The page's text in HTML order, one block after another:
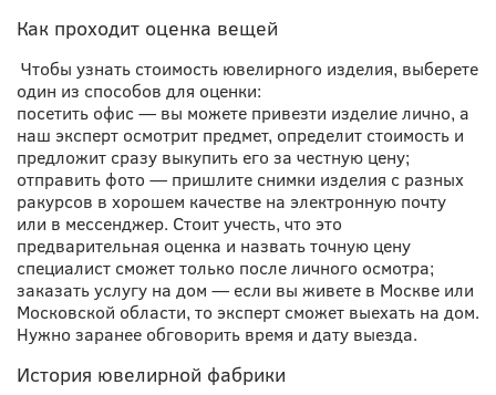
Как проходит оценка вещей
Чтобы узнать стоимость ювелирного изделия, выберете
один из способов для оценки:
посетить офис— вы можете привезти изделие лично, а
наш эксперт осмотрит предмет, определит стоимость и
предложит сразу выкупить его за честную цену;
отправить фото — пришлите снимки изделия с разных
ракурсов в хорошем качестве на электронную почту
или в мессенджер. Стоит учесть, что это
предварительная оценка и назвать точную цену
специалист сможет только после личного осмотра;
заказать услугу на дом — если вы живете в Москве или
Московской области, то эксперт сможет выехать на дом.
Нужно заранее обговорить время и дату выезда.
История ювелирной фабрики